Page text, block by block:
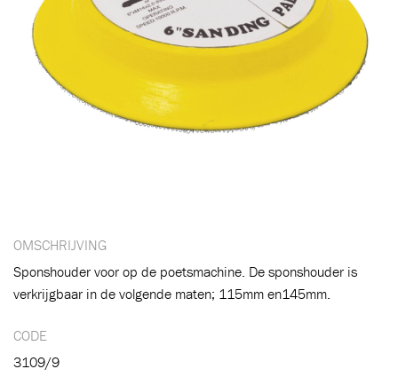
OMSCHRIJVING
Sponshouder voor op de poetsmachine. De sponshouder is
verkrijgbaar in de volgende maten; 115mm en145mm.
CODE
3109/9
Toegevoegd aan winkelwagen
VERDER WINKELEN